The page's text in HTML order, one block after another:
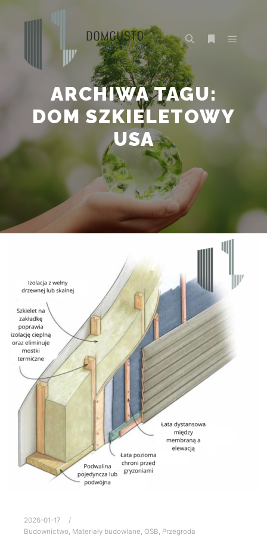
ARCHIWA TAGU:
DOM SZKIELETOWY
USA
2026-01-17
Budownictwo, Materiały budowlane, OSB, Przegroda